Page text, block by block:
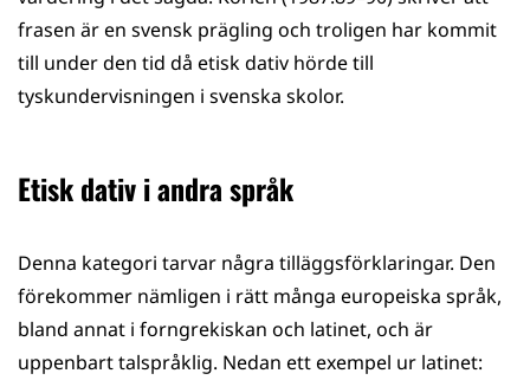
frasen är en svensk prägling och troligen har kommit
till under den tid då etisk dativ hörde till
tyskundervisningen i svenska skolor.
Etisk dativ i andra språk
Denna kategori tarvar några tilläggsförklaringar. Den
förekommer nämligen i rätt många europeiska språk,
bland annat i forngrekiskan och latinet, och är
uppenbart talspråklig. Nedan ett exempel ur latinet: